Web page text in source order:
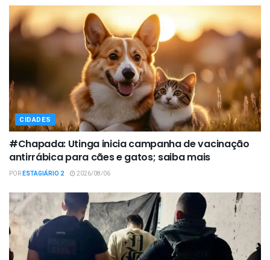
CIDADES
#Chapada: Utinga inicia campanha de vacinação
antirrábica para cães e gatos; saiba mais
PORESTAGIÁRIO 2 2026/08/06